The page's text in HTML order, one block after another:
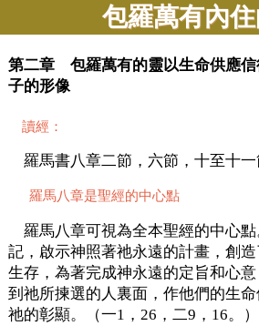
包羅萬有內
第二章 包羅萬有的靈以生命供應信
子的形像
讀經：
羅馬書八章二節，六節，十至十一
羅馬八章是聖經的中心點
羅馬八章可視為全本聖經的中心
記，啟示神照著祂永遠的計畫，創
生存，為著完成神永遠的定旨和心
到祂所揀選的人裏面，作他們的生
祂的彰顯。（一1，26，二9，16。